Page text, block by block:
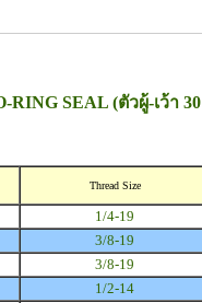
RING SEAL (ตัวผู้-เว้า 30
Thread Size
1/4-19
3/8-19
3/8-19
1/2-14